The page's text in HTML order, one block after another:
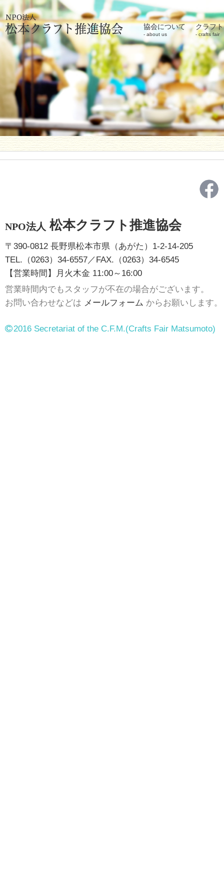
協会について
about us
クラフ
crafts fair
NPO法人 松本クラフト推進協会
〒390-0812 長野県松本市県（あがた）1-2-14-205
TEL.（0263）34-6557／FAX.（0263）34-6545
【営業時間】月火木金 11:00～16:00
営業時間内でもスタッフが不在の場合がございます。
お問い合わせなどは メールフォーム からお願いします。
2016 Secretariat of the C.F.M.(Crafts Fair Matsumoto)